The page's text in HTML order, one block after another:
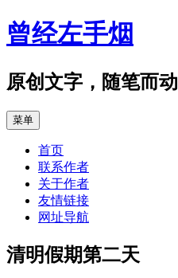
跳
至
文
曾经左手烟
原创文字，随笔而动
菜单
首页
联系作者
关于作者
友情链接
网址导航
清明假期第二天